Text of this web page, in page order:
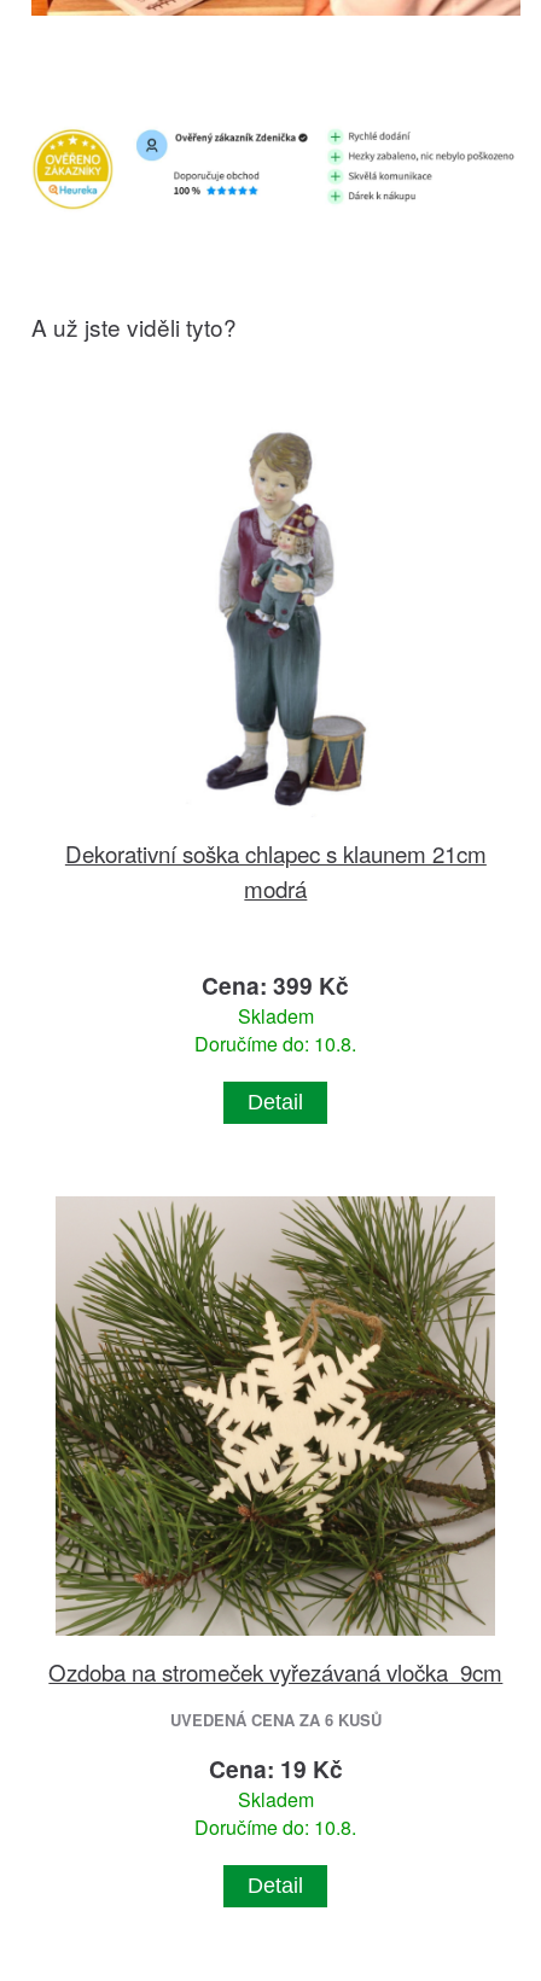
A už jste viděli tyto?
Dekorativní soška chlapec s klaunem 21cm
modrá
Cena: 399 Kč
Skladem
Doručíme do: 10.8.
Detail
Ozdoba na stromeček vyřezávaná vločka 9cm
UVEDENÁ CENA ZA 6 KUSŮ
Cena: 19 Kč
Skladem
Doručíme do: 10.8.
Detail